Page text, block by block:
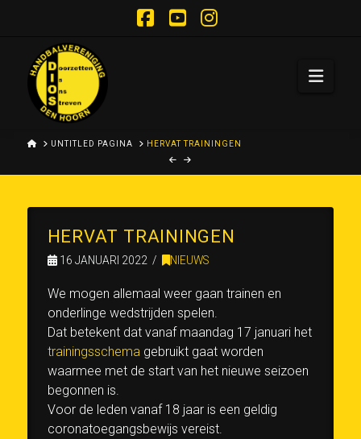
HOMEUNTITLED PAGINA HERVAT TRAININGEN
HERVAT TRAININGEN
16 JANUARI 2022 NIEUWS
We mogen allemaal weer gaan trainen en
onderlinge wedstrijden spelen.
Dat betekent dat vanaf maandag 17 januari het
trainingsschema gebruikt gaat worden
waarmee met de start van het nieuwe seizoen
begonnen is.
Voor de leden vanaf 18 jaar is een geldig
coronatoegangsbewijs vereist.